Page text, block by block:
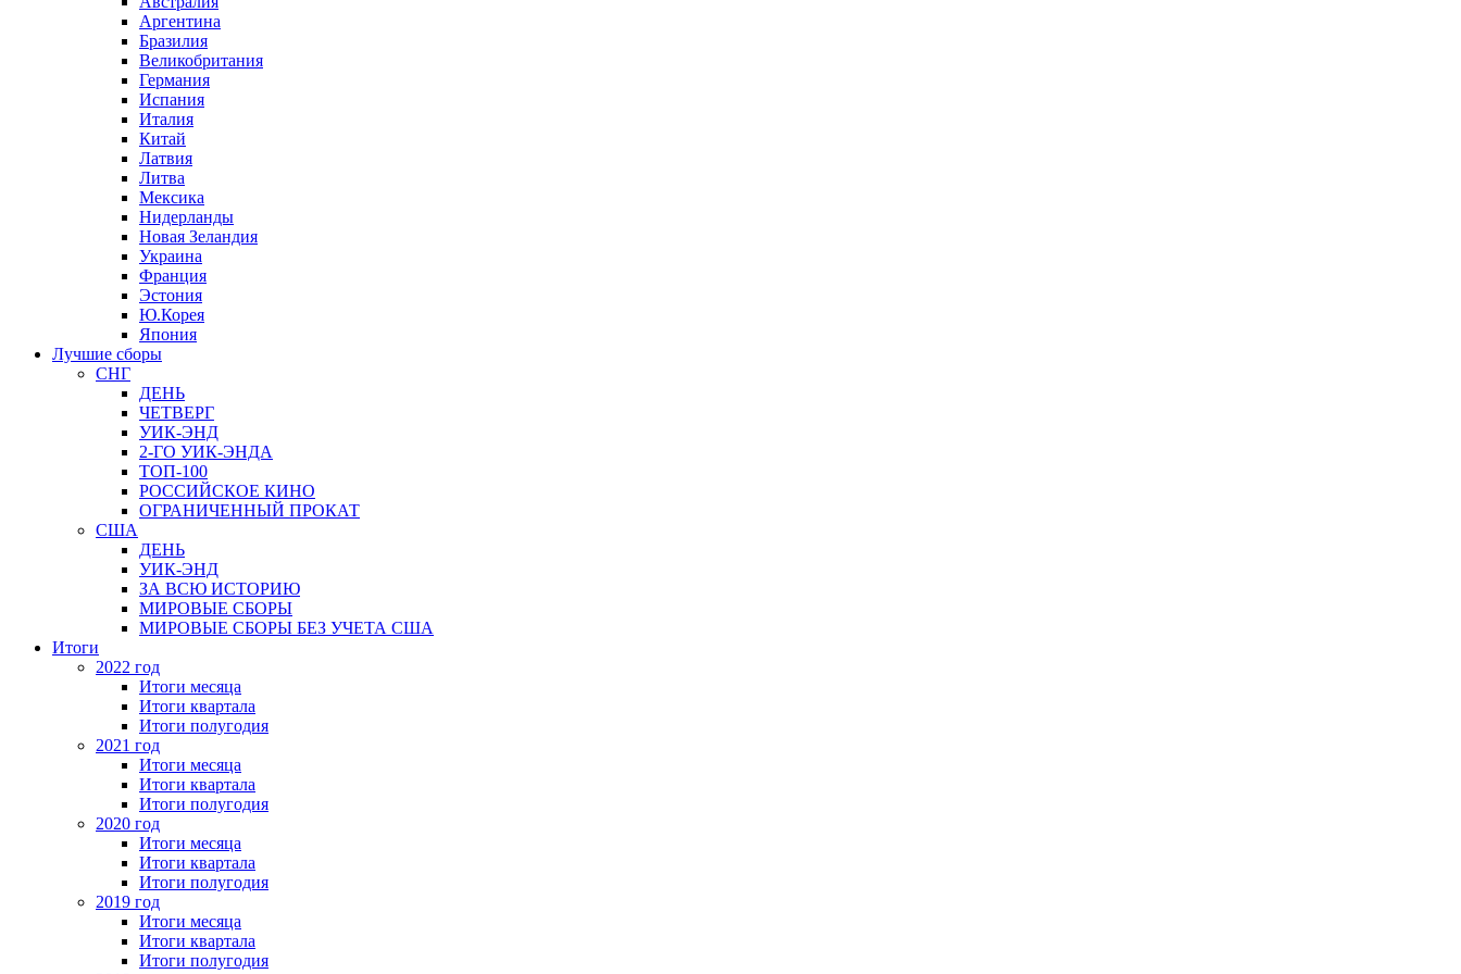
Аргентина
Бразилия
Великобритания
Германия
Испания
Италия
Китай
Латвия
Литва
Мексика
Нидерланды
Новая Зеландия
Украина
Франция
Эстония
Ю.Корея
Япония
Лучшие сборы
СНГ
ДЕНЬ
ЧЕТВЕРГ
УИК-ЭНД
2-ГО УИК-ЭНДА
ТОП-100
РОССИЙСКОЕ КИНО
ОГРАНИЧЕННЫЙ ПРОКАТ
США
ДЕНЬ
УИК-ЭНД
ЗА ВСЮ ИСТОРИЮ
МИРОВЫЕ СБОРЫ
МИРОВЫЕ СБОРЫ БЕЗ УЧЕТА США
Итоги
2022 год
Итоги месяца
Итоги квартала
Итоги полугодия
2021 год
Итоги месяца
Итоги квартала
Итоги полугодия
2020 год
Итоги месяца
Итоги квартала
Итоги полугодия
2019 год
Итоги месяца
Итоги квартала
Итоги полугодия